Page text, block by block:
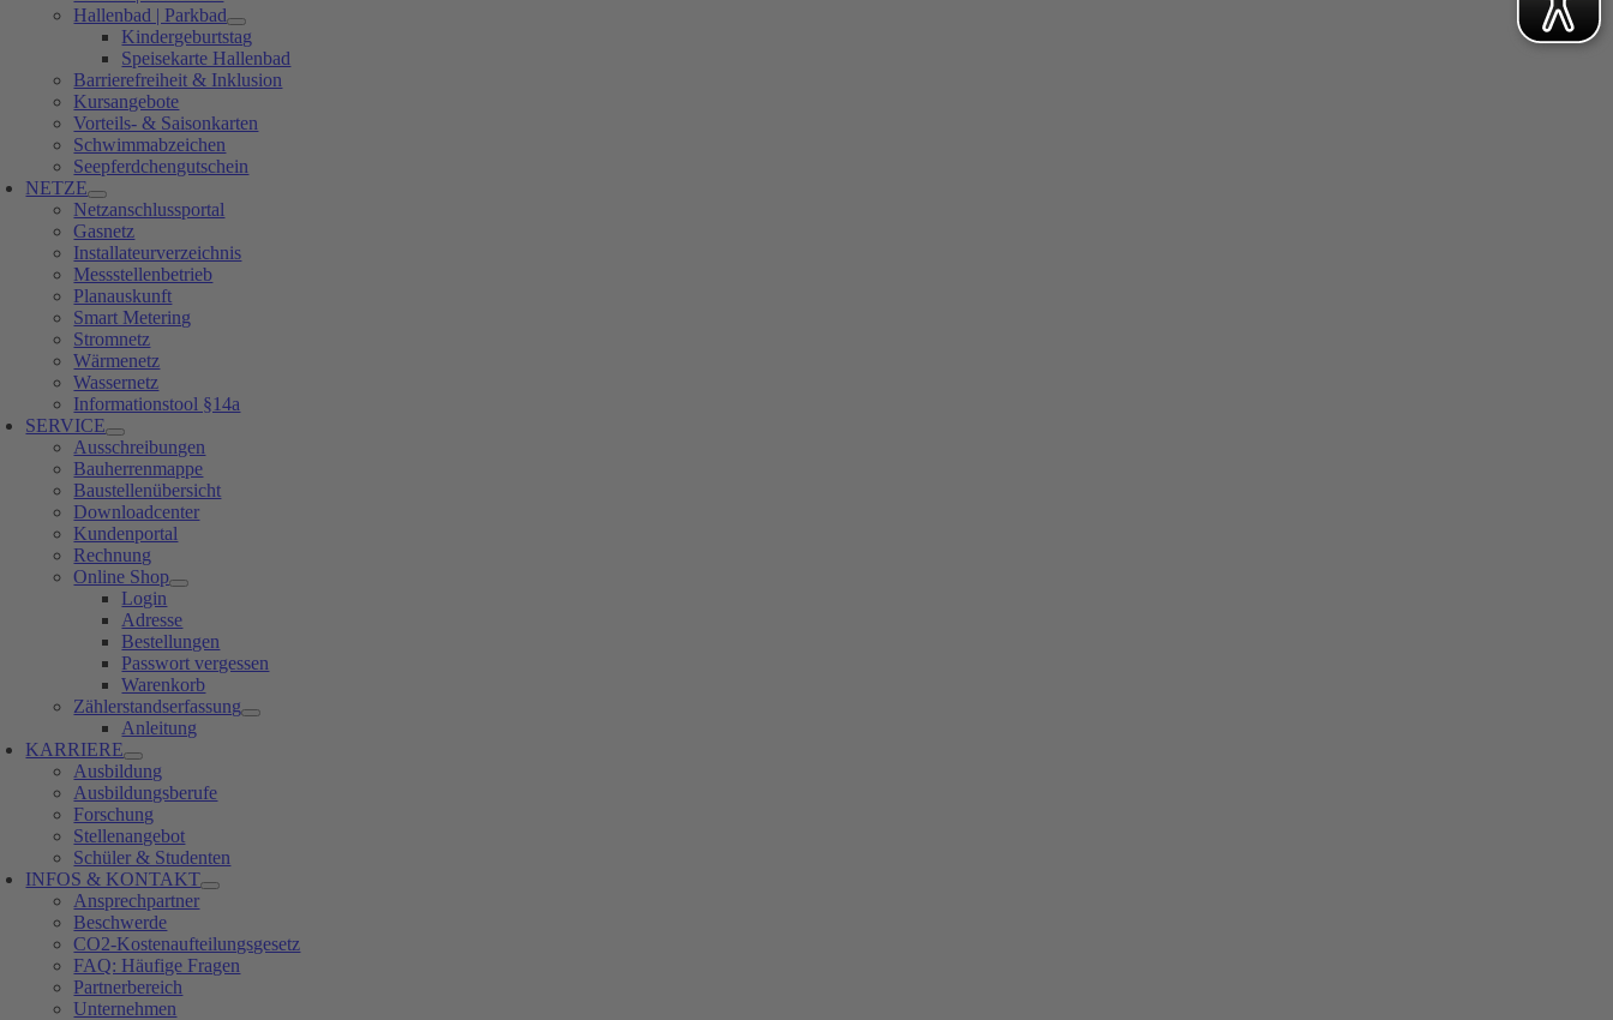
Hallenbad | Parkbad
Kindergeburtstag
Speisekarte Hallenbad
Barrierefreiheit & Inklusion
Kursangebote
Vorteils- & Saisonkarten
Schwimmabzeichen
Seepferdchengutschein
NETZE
Netzanschlussportal
Gasnetz
Installateurverzeichnis
Messstellenbetrieb
Planauskunft
Smart Metering
Stromnetz
Wärmenetz
Wassernetz
Informationstool §14a
SERVICE
Ausschreibungen
Bauherrenmappe
Baustellenübersicht
Downloadcenter
Kundenportal
Rechnung
Online Shop
Login
Adresse
Bestellungen
Passwort vergessen
Warenkorb
Zählerstandserfassung
Anleitung
KARRIERE
Ausbildung
Ausbildungsberufe
Forschung
Stellenangebot
Schüler & Studenten
INFOS & KONTAKT
Ansprechpartner
Beschwerde
CO2-Kostenaufteilungsgesetz
FAQ: Häufige Fragen
Partnerbereich
Unternehmen